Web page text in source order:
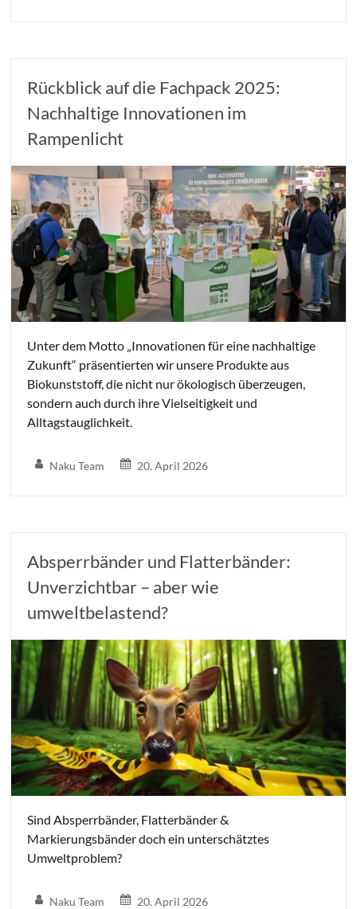
Rückblick auf die Fachpack 2025:
Nachhaltige Innovationen im
Rampenlicht
Unter dem Motto „Innovationen für eine nachhaltige
Zukunft“ präsentierten wir unsere Produkte aus
Biokunststoff, die nicht nur ökologisch überzeugen,
sondern auch durch ihre Vielseitigkeit und
Alltagstauglichkeit.
Naku Team 20. April 2026
Absperrbänder und Flatterbänder:
Unverzichtbar – aber wie
umweltbelastend?
Sind Absperrbänder, Flatterbänder &
Markierungsbänder doch ein unterschätztes
Umweltproblem?
Naku Team 20. April 2026